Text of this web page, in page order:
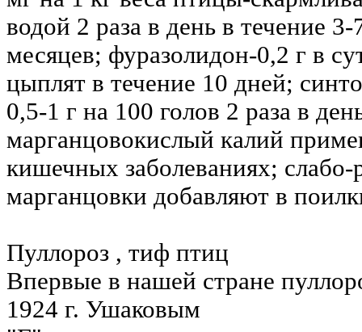
водой 2 раза в день в течение
месяцев; фуразолидон-0,2 г в
цыплят в течение 10 дней;
0,5-1 г на 100 голов 2 раза в
марганцовокислый калий
кишечных заболеваниях; слабо-
марганцовки добавляют в
Пуллороз , тиф птиц
Впервые в нашей стране
1924 г. Ушаковым